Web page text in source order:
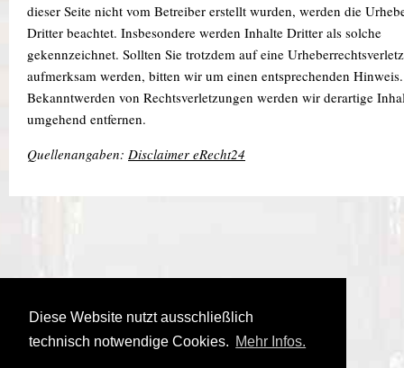
Diese Website nutzt ausschließlich
technisch notwendige Cookies. Mehr Infos.
dieser Seite nicht vom Betreiber erstellt wurden, werden die
Dritter beachtet. Insbesondere werden Inhalte Dritter als solche
gekennzeichnet. Sollten Sie trotzdem auf eine
aufmerksam werden, bitten wir um einen entsprechenden
Bekanntwerden von Rechtsverletzungen werden wir derartige
umgehend entfernen.
Quellenangaben: Disclaimer eRecht24